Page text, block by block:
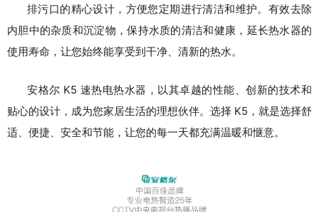
排污口的精心设计，方便您定期进行清洁和维护。有效去除
内胆中的杂质和沉淀物，保持水质的清洁和健康，延长热水器的
使用寿命，让您始终能享受到干净、清新的热水。
安格尔 K5 速热电热水器，以其卓越的性能、创新的技术和
贴心的设计，成为您家居生活的理想伙伴。选择 K5，就是选择舒
适、便捷、安全和节能，让您的每一天都充满温暖和惬意。